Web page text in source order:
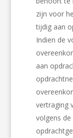
zijn voor
tijdig aan
Indien de
aan
vertraging
volgens